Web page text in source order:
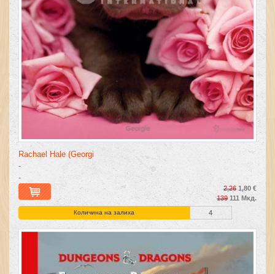
Rachael Hale (Georgi
-
-
2,26 1,80 €
139 111 Мкд.
Количина на залиха 4